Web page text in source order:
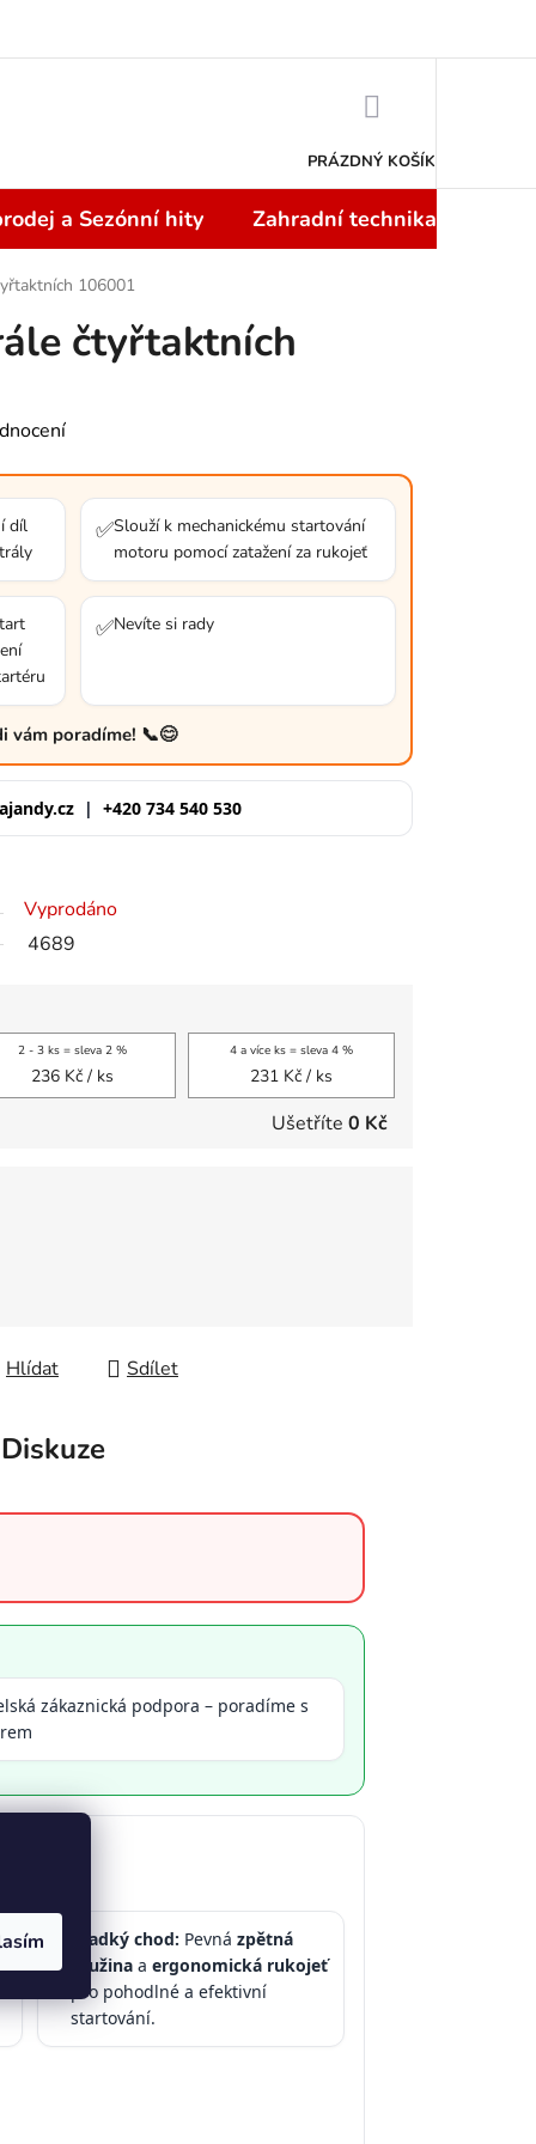
PRÁZDNÝ KOŠÍK
a Sezónní hity Zahradní technika
106001
čtyřtaktních
díl
✅Slouží k mechanickému startování
motoru pomocí zatažení za rukojeť
✅Nevíte si rady
vám poradíme! 📞😊
| +420 734 540 530
Vyprodáno
4689
2 - 3 ks = sleva 2 %
236 Kč/ ks
4 a více ks = sleva 4 %
231 Kč/ ks
Ušetříte 0 Kč
Hlídat Sdílet
Diskuze
zákaznická podpora – poradíme s
Hladký chod: Pevná zpětná
pružina a ergonomická rukojeť
pro pohodlné a efektivní
startování.